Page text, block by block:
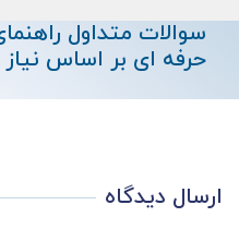
سوالات متداول
حرفه ای بر اساس
ارسال دیدگاه